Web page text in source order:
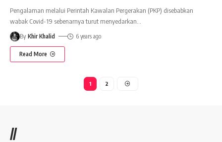
Pengalaman melalui Perintah Kawalan Pergerakan (PKP) disebabkan
wabak Covid-19 sebenarnya turut menyedarkan
By Khir Khalid 6 years ago
Read More
1 2
//